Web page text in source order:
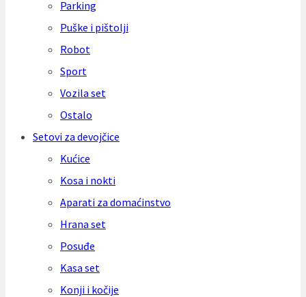
Parking
Puške i pištolji
Robot
Sport
Vozila set
Ostalo
Setovi za devojčice
Kućice
Kosa i nokti
Aparati za domaćinstvo
Hrana set
Posuđe
Kasa set
Konji i kočije